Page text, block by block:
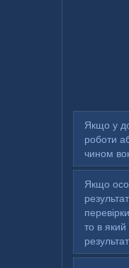
Якщо у
роботи
чином
Якщо
то в